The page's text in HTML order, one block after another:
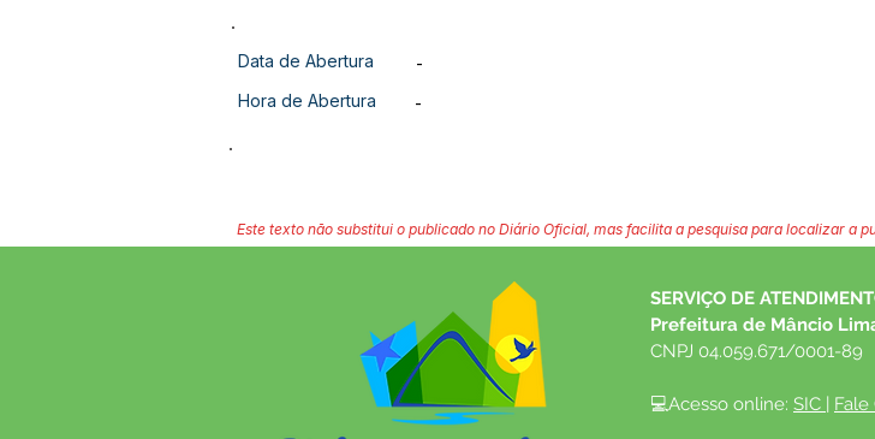
Data de Abertura
-
Hora de Abertura
-
Este texto não substitui o publicado no Diário Oficial, mas facilita a pesquisa para localizar a
SERVIÇO DE
Prefeitura de Mâncio
CNPJ 04.059.671/0001-89
💻Acesso online: SIC | Fale